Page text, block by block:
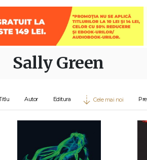
Sally Green
Autor Editura Cele mai noi